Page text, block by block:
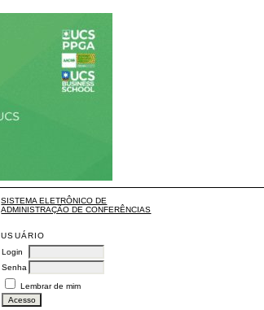
SISTEMA ELETRÔNICO DE
ADMINISTRAÇÃO DE CONFERÊNCIAS
USUÁRIO
Login
Senha
Lembrar de mim